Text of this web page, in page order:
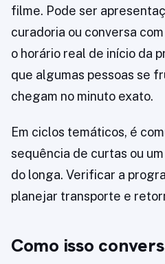
filme. Pode ser
curadoria ou conversa
o horário real de início da
que algumas pessoas se
chegam no minuto exato.
Em ciclos temáticos, é
sequência de curtas ou
do longa. Verificar a
planejar transporte e
Como isso